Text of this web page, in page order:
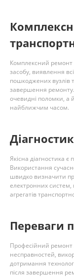
Комплексний ремонт
засобу, виявлення
пошкоджених вузлів
завершення ремонту.
очевидні поломки, а
найближчим часом.
Якісна діагностика
Використання
швидко визначити
електронних систем,
агрегатів
Переваги
Професійний ремонт
несправностей,
дотримання
після завершення